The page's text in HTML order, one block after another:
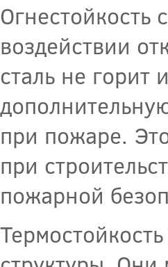
Огнестойкость
воздействии
сталь не горит
при пожаре.
при
пожарной